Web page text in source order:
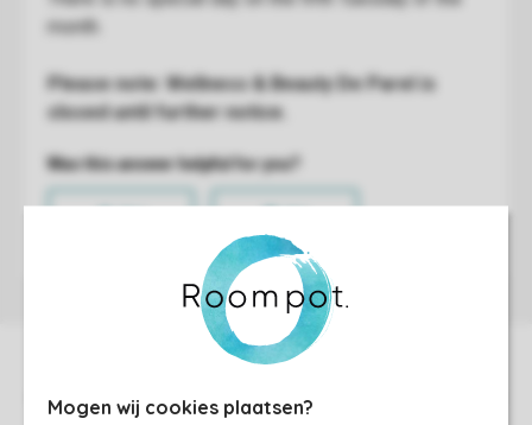
Mogen wij cookies plaatsen?